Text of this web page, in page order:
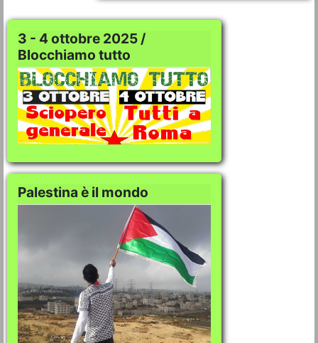
3 - 4 ottobre 2025 /
Blocchiamo tutto
Palestina è il mondo